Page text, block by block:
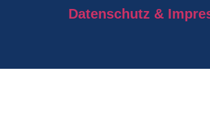
Datenschutz &